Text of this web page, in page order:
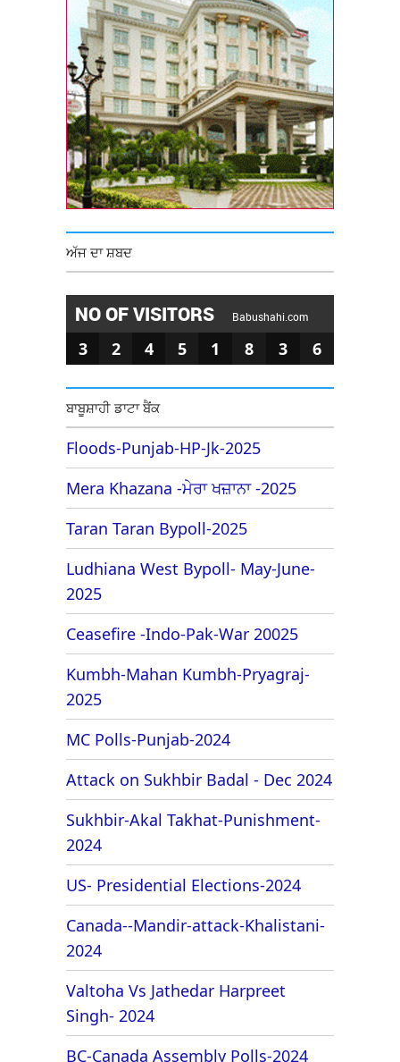
ਅੱਜ ਦਾ ਸ਼ਬਦ
NO OF VISITORS Babushahi.com
3 2 4 5 1 8 3 6
ਬਾਬੂਸ਼ਾਹੀ ਡਾਟਾ ਬੈਂਕ
Floods-Punjab-HP-Jk-2025
Mera Khazana -ਮੇਰਾ ਖਜ਼ਾਨਾ -2025
Taran Taran Bypoll-2025
Ludhiana West Bypoll- May-June-
2025
Ceasefire -Indo-Pak-War 20025
Kumbh-Mahan Kumbh-Pryagraj-
2025
MC Polls-Punjab-2024
Attack on Sukhbir Badal - Dec 2024
Sukhbir-Akal Takhat-Punishment-
2024
US- Presidential Elections-2024
Canada--Mandir-attack-Khalistani-
2024
Valtoha Vs Jathedar Harpreet
Singh- 2024
BC-Canada Assembly Polls-2024